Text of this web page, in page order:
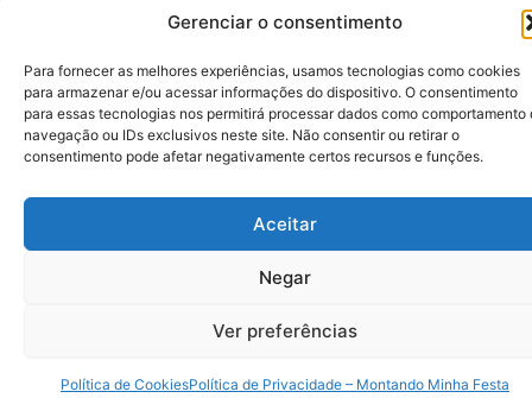
Gerenciar o consentimento
Para fornecer as melhores experiências, usamos tecnologias como cookies
para armazenar e/ou acessar informações do dispositivo. O consentimento
para essas tecnologias nos permitirá processar dados como comportamento
navegação ou IDs exclusivos neste site. Não consentir ou retirar o
consentimento pode afetar negativamente certos recursos e funções.
Aceitar
Negar
Ver preferências
Política de CookiesPolítica de Privacidade – Montando Minha Festa